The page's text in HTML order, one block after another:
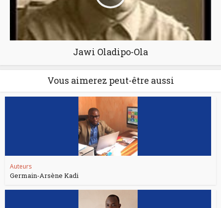
Jawi Oladipo-Ola
Vous aimerez peut-être aussi
Auteurs
Germain-Arsène Kadi